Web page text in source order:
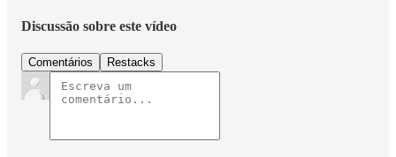
Discussão sobre este vídeo
Comentários Restacks